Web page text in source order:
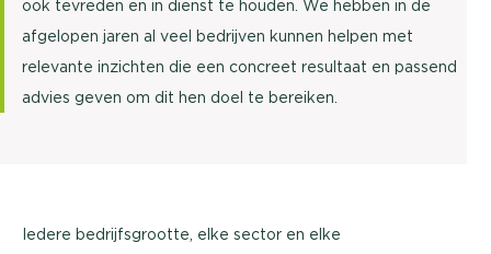
ook tevreden en in dienst te houden. We hebben in de
afgelopen jaren al veel bedrijven kunnen helpen met
relevante inzichten die een concreet resultaat en passend
advies geven om dit hen doel te bereiken.
Iedere bedrijfsgrootte, elke sector en elke